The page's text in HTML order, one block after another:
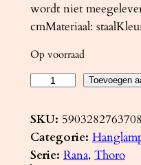
wordt niet
cmMateriaal:
Op voorraad
n
g
l
Toevoegen
SKU: 5903282763708
Categorie:
Serie: Rana, Thoro